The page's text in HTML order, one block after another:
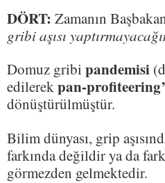
DÖRT: Zamanın
gribi aşısı
Domuz gribi pandemisi
edilerekpan-
dönüştürülmüştür.
Bilim dünyası, grip
farkında değildir ya da
görmezden gelmektedir.